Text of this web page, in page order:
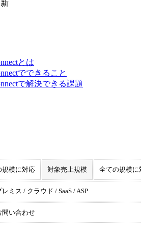
とは
でできること
で解決できる課題
規模に対応 対象売上規模 全ての規模に
ミス / クラウド / SaaS / ASP
問い合わせ